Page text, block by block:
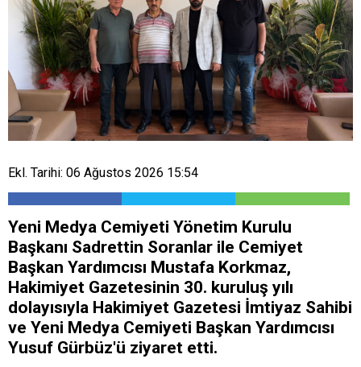
Ekl. Tarihi: 06 Ağustos 2026 15:54
Yeni Medya Cemiyeti Yönetim Kurulu
Başkanı Sadrettin Soranlar ile Cemiyet
Başkan Yardımcısı Mustafa Korkmaz,
Hakimiyet Gazetesinin 30. kuruluş yılı
dolayısıyla Hakimiyet Gazetesi İmtiyaz Sahibi
ve Yeni Medya Cemiyeti Başkan Yardımcısı
Yusuf Gürbüz'ü ziyaret etti.